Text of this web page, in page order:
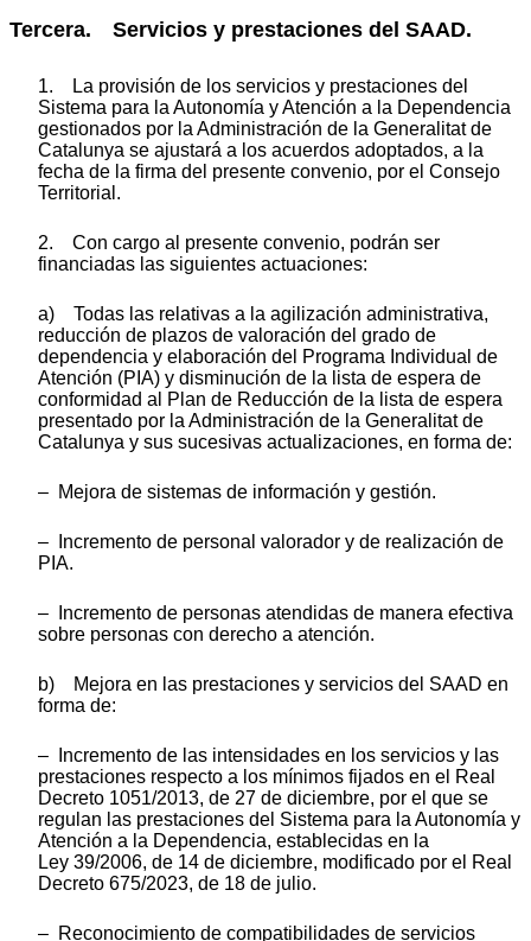
Tercera. Servicios y prestaciones del SAAD.
1. La provisión de los servicios y prestaciones del
Sistema para la Autonomía y Atención a la Dependencia
gestionados por la Administración de la Generalitat de
Catalunya se ajustará a los acuerdos adoptados, a la
fecha de la firma del presente convenio, por el Consejo
Territorial.
2. Con cargo al presente convenio, podrán ser
financiadas las siguientes actuaciones:
a) Todas las relativas a la agilización administrativa,
reducción de plazos de valoración del grado de
dependencia y elaboración del Programa Individual de
Atención (PIA) y disminución de la lista de espera de
conformidad al Plan de Reducción de la lista de espera
presentado por la Administración de la Generalitat de
Catalunya y sus sucesivas actualizaciones, en forma de:
– Mejora de sistemas de información y gestión.
– Incremento de personal valorador y de realización de
PIA.
– Incremento de personas atendidas de manera efectiva
sobre personas con derecho a atención.
b) Mejora en las prestaciones y servicios del SAAD en
forma de:
– Incremento de las intensidades en los servicios y las
prestaciones respecto a los mínimos fijados en el Real
Decreto 1051/2013, de 27 de diciembre, por el que se
regulan las prestaciones del Sistema para la Autonomía y
Atención a la Dependencia, establecidas en la
Ley 39/2006, de 14 de diciembre, modificado por el Real
Decreto 675/2023, de 18 de julio.
– Reconocimiento de compatibilidades de servicios